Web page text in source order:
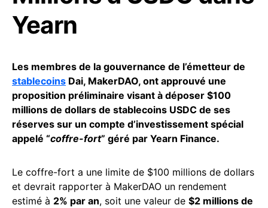
Yearn
Les membres de la gouvernance de l’émetteur de
stablecoins Dai, MakerDAO, ont approuvé une
proposition préliminaire visant à déposer $100
millions de dollars de stablecoins USDC de ses
réserves sur un compte d’investissement spécial
appelé “coffre-fort” géré par Yearn Finance.
Le coffre-fort a une limite de $100 millions de dollars
et devrait rapporter à MakerDAO un rendement
estimé à 2% par an, soit une valeur de $2 millions de